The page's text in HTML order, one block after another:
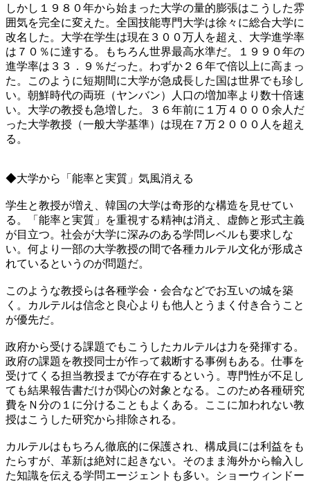
しかし１９８０年から始まった大学の量的膨張はこうした雰
囲気を完全に変えた。全国技能専門大学は徐々に総合大学に
改名した。大学在学生は現在３００万人を超え、大学進学率
は７０％に達する。もちろん世界最高水準だ。１９９０年の
進学率は３３．９％だった。わずか２６年で倍以上に高まっ
た。このように短期間に大学が急成長した国は世界でも珍し
い。朝鮮時代の両班（ヤンバン）人口の増加率より数十倍速
い。大学の教授も急増した。３６年前に１万４０００余人だ
った大学教授（一般大学基準）は現在７万２０００人を超え
る。
◆大学から「能率と実質」気風消える
学生と教授が増え、韓国の大学は奇形的な構造を見せてい
る。「能率と実質」を重視する精神は消え、虚飾と形式主義
が目立つ。社会が大学に深みのある学問レベルも要求しな
い。何より一部の大学教授の間で各種カルテル文化が形成さ
れているというのが問題だ。
このような教授らは各種学会・会合などでお互いの城を築
く。カルテルは信念と良心よりも他人とうまく付き合うこと
が優先だ。
政府から受ける課題でもこうしたカルテルは力を発揮する。
政府の課題を教授同士が作って裁断する事例もある。仕事を
受けてくる担当教授までが存在するという。専門性が不足し
ても結果報告書だけが関心の対象となる。このため各種研究
費をＮ分の１に分けることもよくある。ここに加われない教
授はこうした研究から排除される。
カルテルはもちろん徹底的に保護され、構成員には利益をも
たらすが、革新は絶対に起きない。そのまま海外から輸入し
た知識を伝える学問エージェントも多い。ショーウィンドー